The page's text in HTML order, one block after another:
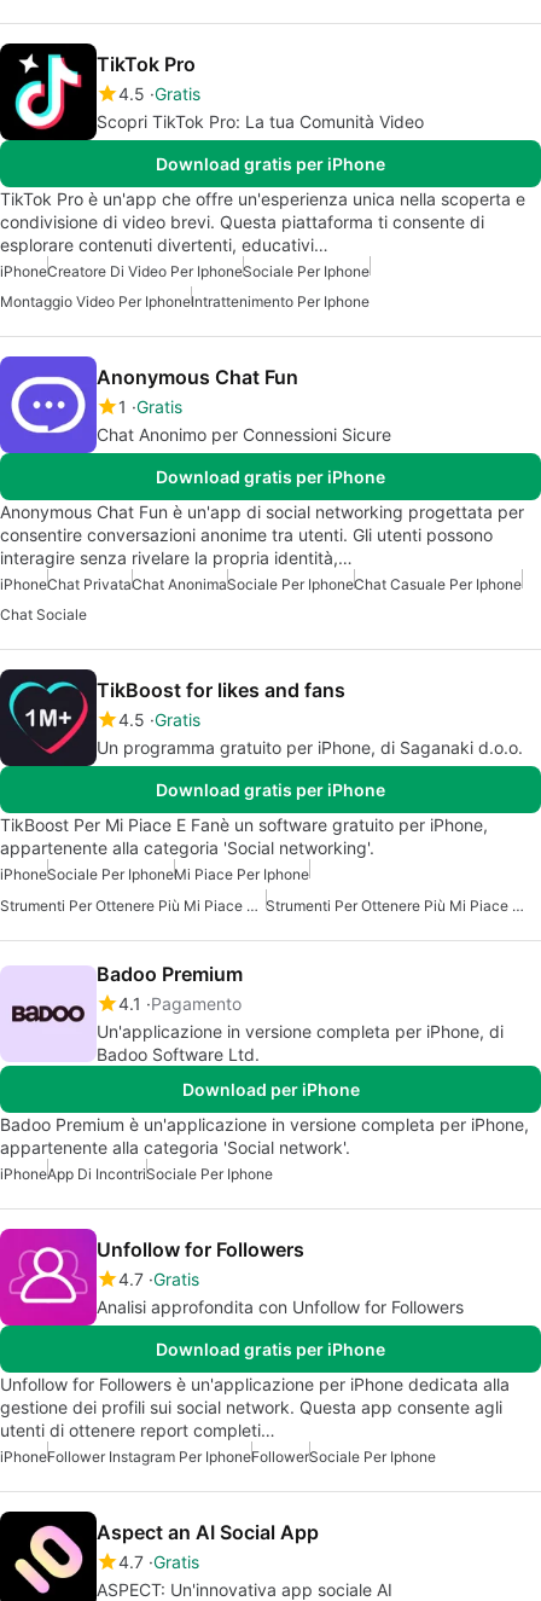
TikTok Pro
4.5 Gratis
Scopri TikTok Pro: La tua Comunità Video
Download gratis per iPhone
TikTok Pro è un'app che offre un'esperienza unica nella scoperta e
condivisione di video brevi. Questa piattaforma ti consente di
esplorare contenuti divertenti, educativi…
iPhoneCreatore Di Video Per IphoneSociale Per Iphone
Montaggio Video Per IphoneIntrattenimento Per Iphone
Anonymous Chat Fun
1 Gratis
Chat Anonimo per Connessioni Sicure
Download gratis per iPhone
Anonymous Chat Fun è un'app di social networking progettata per
consentire conversazioni anonime tra utenti. Gli utenti possono
interagire senza rivelare la propria identità,…
iPhoneChat PrivataChat AnonimaSociale Per IphoneChat Casuale Per Iphone
Chat Sociale
TikBoost for likes and fans
4.5 Gratis
Un programma gratuito per iPhone, di Saganaki d.o.o.
Download gratis per iPhone
TikBoost Per Mi Piace E Fanè un software gratuito per iPhone,
appartenente alla categoria 'Social networking'.
iPhoneSociale Per IphoneMi Piace Per Iphone
Strumenti Per Ottenere Più Mi Piace E Follower Su Musical.ly
Strumenti Per Ottenere Più Mi Piace E Follower Musicali
Badoo Premium
4.1
Pagamento
Un'applicazione in versione completa per iPhone, di
Badoo Software Ltd.
Download per iPhone
Badoo Premium è un'applicazione in versione completa per iPhone,
appartenente alla categoria 'Social network'.
iPhoneApp Di IncontriSociale Per Iphone
Unfollow for Followers
4.7 Gratis
Analisi approfondita con Unfollow for Followers
Download gratis per iPhone
Unfollow for Followers è un'applicazione per iPhone dedicata alla
gestione dei profili sui social network. Questa app consente agli
utenti di ottenere report completi…
iPhoneFollower Instagram Per IphoneFollowerSociale Per Iphone
Aspect an AI Social App
4.7 Gratis
ASPECT: Un'innovativa app sociale AI